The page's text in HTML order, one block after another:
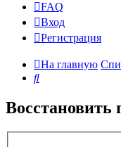
FAQ
Вход
Регистрация
На главную
Поиск
Восстановить